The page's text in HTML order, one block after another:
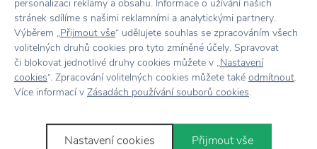
Vrátenie tovarudo 30 dní
7500+ produktovna výber
Showroomv Zlíne
personalizaci reklamy a obsahu. Informace o užívání našich
stránek sdílíme s našimi reklamními a analytickými partnery.
Výběrem „Přijmout vše“ udělujete souhlas se zpracováním všech
volitelných druhů cookies pro tyto zmíněné účely. Spravovat
či blokovat jednotlivé druhy cookies můžete v „Nastavení
cookies“. Zpracování volitelných cookies můžete také odmítnout.
Více informací v Zásadách používání souborů cookies.
Nastavení cookies Přijmout vše